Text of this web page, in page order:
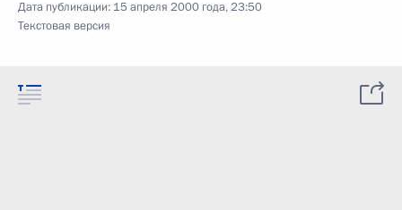
Дата публикации: 15 апреля 2000 года, 23:50
Текстовая версия